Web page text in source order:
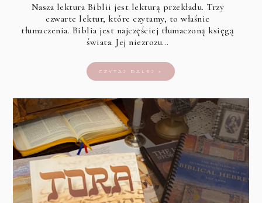
Nasza lektura Biblii jest lekturą przekładu. Trzy
czwarte lektur, które czytamy, to właśnie
tłumaczenia. Biblia jest najczęściej tłumaczoną księgą
świata. Jej niezrozu…
CZYTAJ DALEJ »